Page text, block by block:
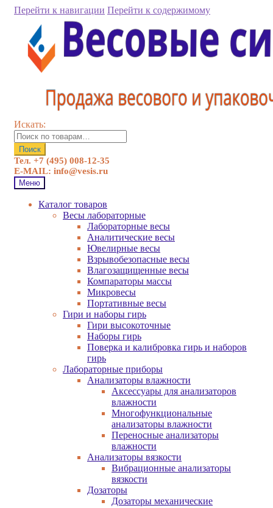
Перейти к навигации Перейти к содержимому
Искать:
Поиск
Тел. +7 (495) 008-12-35
E-MAIL: info@vesis.ru
Меню
Каталог товаров
Весы лабораторные
Лабораторные весы
Аналитические весы
Ювелирные весы
Взрывобезопасные весы
Влагозащищенные весы
Компараторы массы
Микровесы
Портативные весы
Гири и наборы гирь
Гири высокоточные
Наборы гирь
Поверка и калибровка гирь и наборов
гирь
Лабораторные приборы
Анализаторы влажности
Аксессуары для анализаторов
влажности
Многофункциональные
анализаторы влажности
Переносные анализаторы
влажности
Анализаторы вязкости
Вибрационные анализаторы
вязкости
Дозаторы
Дозаторы механические